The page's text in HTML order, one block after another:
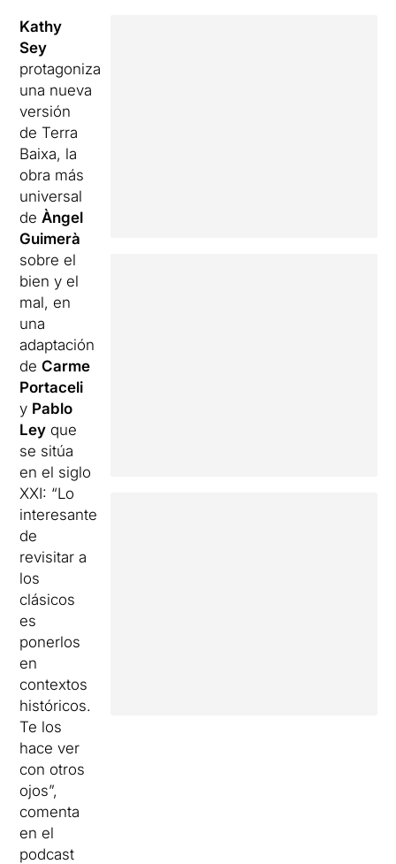
Kathy
Sey
protagoniza
una nueva
versión
de Terra
Baixa, la
obra más
universal
deÀngel
Guimerà
sobre el
bien y el
mal, en
una
adaptación
deCarme
Portaceli
y Pablo
Ley que
se sitúa
en el siglo
XXI: “Lo
interesante
de
revisitar a
los
clásicos
es
ponerlos
en
contextos
históricos.
Te los
hace ver
con otros
ojos”,
comenta
en el
podcast